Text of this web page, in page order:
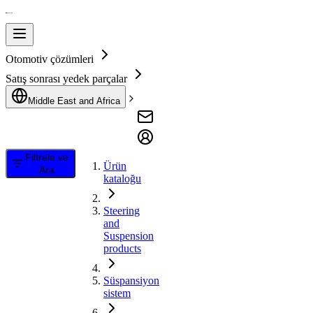
Otomotiv çözümleri
Satış sonrası yedek parçalar
Middle East and Africa
Filtrele ve
Ara
Ürün
kataloğu
Steering
and
Suspension
products
Süspansiyon
sistem